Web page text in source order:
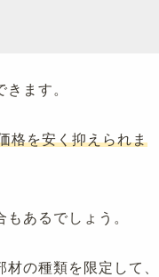
ます。
格を安く抑えられま
あるでしょう。
の種類を限定して、